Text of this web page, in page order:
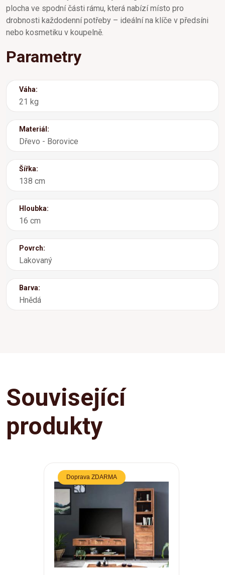
plocha ve spodní části rámu, která nabízí místo pro
drobnosti každodenní potřeby – ideální na klíče v předsíni
nebo kosmetiku v koupelně.
Parametry
Váha:
21 kg
Materiál:
Dřevo - Borovice
Šířka:
138 cm
Hloubka:
16 cm
Povrch:
Lakovaný
Barva:
Hnědá
Související
produkty
Doprava ZDARMA